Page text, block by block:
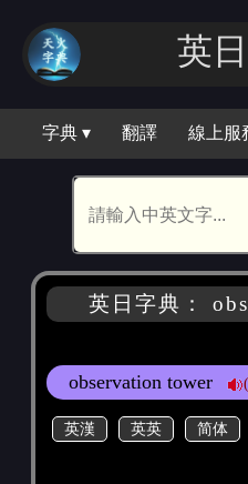
英
字典 ▾ 翻譯 線上服
英日字典：
observation tower
英漢 英英 简体